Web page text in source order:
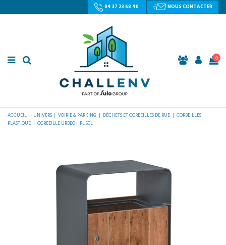
04 37 23 68 40 NOUS CONTACTER
0
ACCUEIL UNIVERS VOIRIE & PARKING DÉCHETS ET CORBEILLES DE RUE
CORBEILLES
PLASTIQUE
CORBEILLE URBEO HPL 60L